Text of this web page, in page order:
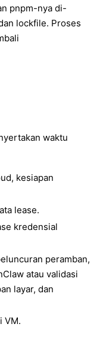
pnpm-nya di-
lockfile. Proses
waktu
kesiapan
lease.
kredensial
peramban,
atau validasi
layar, dan
VM.